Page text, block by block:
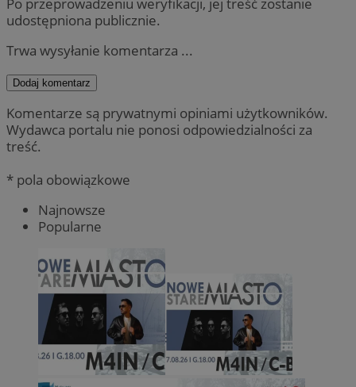
Po przeprowadzeniu weryfikacji, jej treść zostanie
udostępniona publicznie.
Trwa wysyłanie komentarza ...
Dodaj komentarz
Komentarze są prywatnymi opiniami użytkowników.
Wydawca portalu nie ponosi odpowiedzialności za
treść.
* pola obowiązkowe
Najnowsze
Popularne